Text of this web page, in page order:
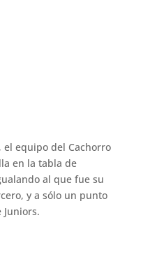
el equipo del Cachorro
en la tabla de
al que fue su
y a sólo un punto